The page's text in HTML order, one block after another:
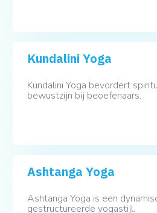
Kundalini Yoga
Kundalini Yoga bevordert
bewustzijn bij beoefenaars.
Ashtanga Yoga
Ashtanga Yoga is een
gestructureerde yogastijl.